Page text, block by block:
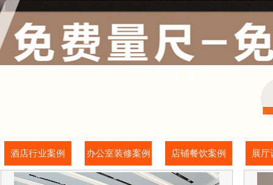
酒店行业案例 办公室装修案例 店铺餐饮案例 展厅